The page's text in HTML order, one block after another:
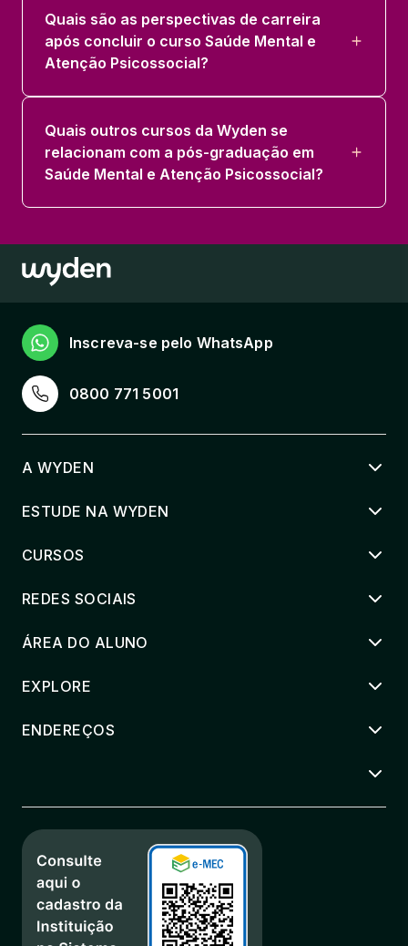
Quais são as perspectivas de carreira
após concluir o curso Saúde Mental e
Atenção Psicossocial?
Quais outros cursos da Wyden se
relacionam com a pós-graduação em
Saúde Mental e Atenção Psicossocial?
0800 771 5001
Inscreva-se pelo WhatsApp
A WYDEN
ESTUDE NA WYDEN
CURSOS
REDES SOCIAIS
ÁREA DO ALUNO
EXPLORE
ENDEREÇOS